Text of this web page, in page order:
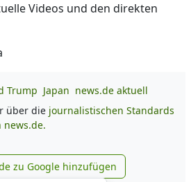
Videos und den direkten
Trump Japan news.de aktuell
über die journalistischen Standards
news.de.
news.de zu Google
zu Google hinzufügen